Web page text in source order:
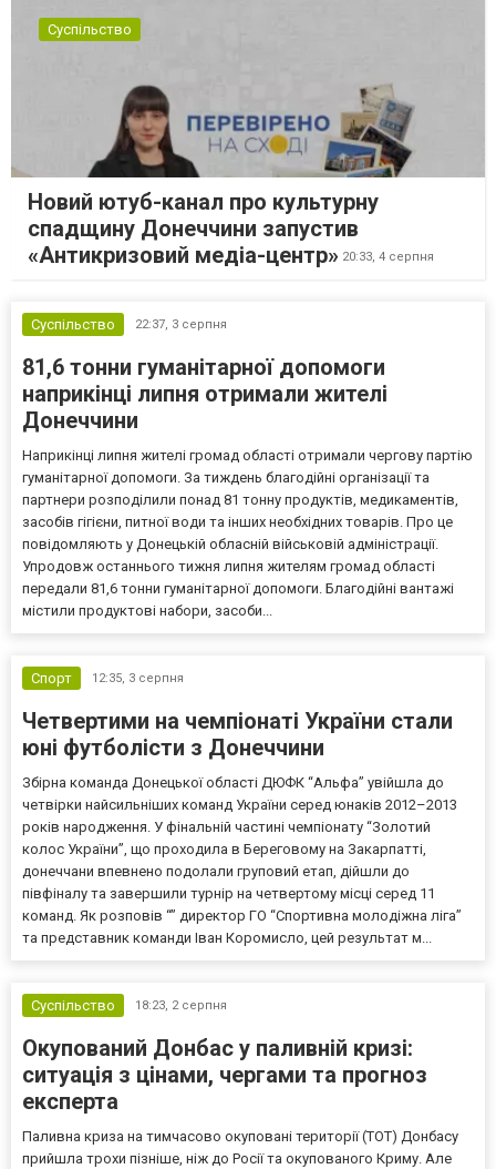
Суспільство
Новий ютуб-канал про культурну
спадщину Донеччини запустив
«Антикризовий медіа-центр» 20:33, 4 серпня
Суспільство 22:37, 3 серпня
81,6 тонни гуманітарної допомоги
наприкінці липня отримали жителі
Донеччини
Наприкінці липня жителі громад області отримали чергову партію
гуманітарної допомоги. За тиждень благодійні організації та
партнери розподілили понад 81 тонну продуктів, медикаментів,
засобів гігієни, питної води та інших необхідних товарів. Про це
повідомляють у Донецькій обласній військовій адміністрації.
Упродовж останнього тижня липня жителям громад області
передали 81,6 тонни гуманітарної допомоги. Благодійні вантажі
містили продуктові набори, засоби...
Спорт 12:35, 3 серпня
Четвертими на чемпіонаті України стали
юні футболісти з Донеччини
Збірна команда Донецької області ДЮФК “Альфа” увійшла до
четвірки найсильніших команд України серед юнаків 2012–2013
років народження. У фінальній частині чемпіонату “Золотий
колос України”, що проходила в Береговому на Закарпатті,
донеччани впевнено подолали груповий етап, дійшли до
півфіналу та завершили турнір на четвертому місці серед 11
команд. Як розповів “” директор ГО “Спортивна молодіжна ліга”
та представник команди Іван Коромисло, цей результат м...
Суспільство 18:23, 2 серпня
Окупований Донбас у паливній кризі:
ситуація з цінами, чергами та прогноз
експерта
Паливна криза на тимчасово окуповані території (ТОТ) Донбасу
прийшла трохи пізніше, ніж до Росії та окупованого Криму. Але